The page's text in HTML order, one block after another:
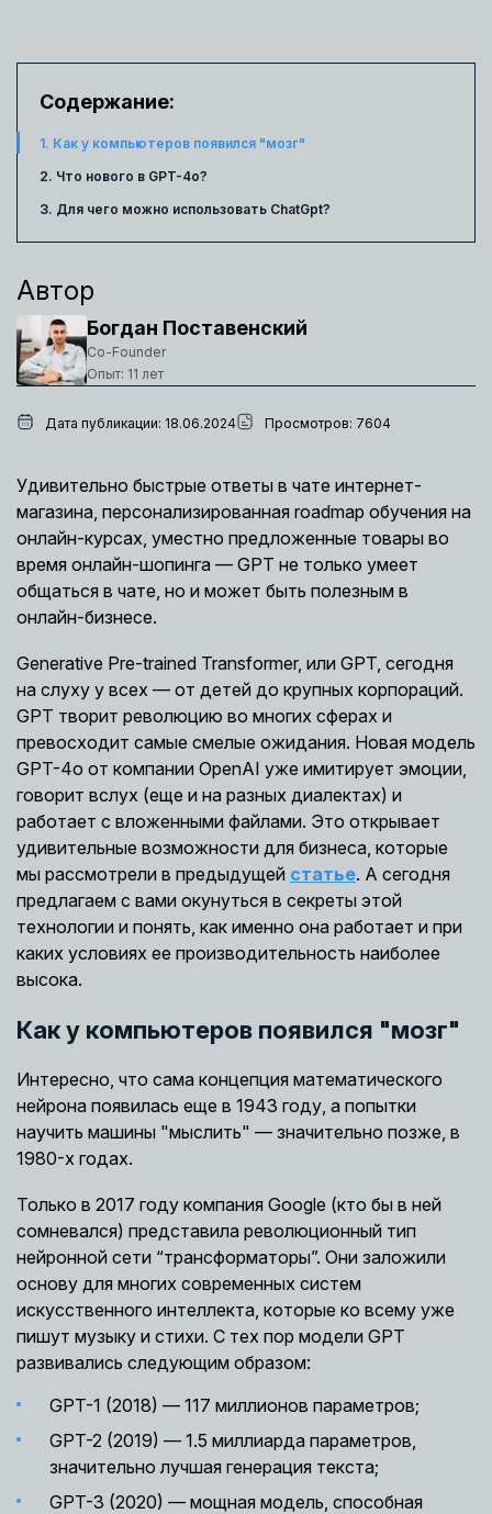
Содержание:
1. Как у компьютеров появился "мозг"
2. Что нового в GPT-4o?
3. Для чего можно использовать ChatGpt?
Автор
Богдан Поставенский
Co-Founder
Опыт: 11 лет
Дата публикации: 18.06.2024 Просмотров: 7604
Удивительно быстрые ответы в чате интернет-
магазина, персонализированная roadmap обучения на
онлайн-курсах, уместно предложенные товары во
время онлайн-шопинга — GPT не только умеет
общаться в чате, но и может быть полезным в
онлайн-бизнесе.
Generative Pre-trained Transformer, или GPT, сегодня
на слуху у всех — от детей до крупных корпораций.
GPT творит революцию во многих сферах и
превосходит самые смелые ожидания. Новая модель
GPT-4o от компании OpenAI уже имитирует эмоции,
говорит вслух (еще и на разных диалектах) и
работает с вложенными файлами. Это открывает
удивительные возможности для бизнеса, которые
мы рассмотрели в предыдущей статье. А сегодня
предлагаем с вами окунуться в секреты этой
технологии и понять, как именно она работает и при
каких условиях ее производительность наиболее
высока.
Как у компьютеров появился "мозг"
Интересно, что сама концепция математического
нейрона появилась еще в 1943 году, а попытки
научить машины "мыслить" — значительно позже, в
1980-х годах.
Только в 2017 году компания Google (кто бы в ней
сомневался) представила революционный тип
нейронной сети “трансформаторы”. Они заложили
основу для многих современных систем
искусственного интеллекта, которые ко всему уже
пишут музыку и стихи. С тех пор модели GPT
развивались следующим образом:
GPT-1 (2018) — 117 миллионов параметров;
GPT-2 (2019) — 1.5 миллиарда параметров,
значительно лучшая генерация текста;
GPT-3 (2020) — мощная модель, способная